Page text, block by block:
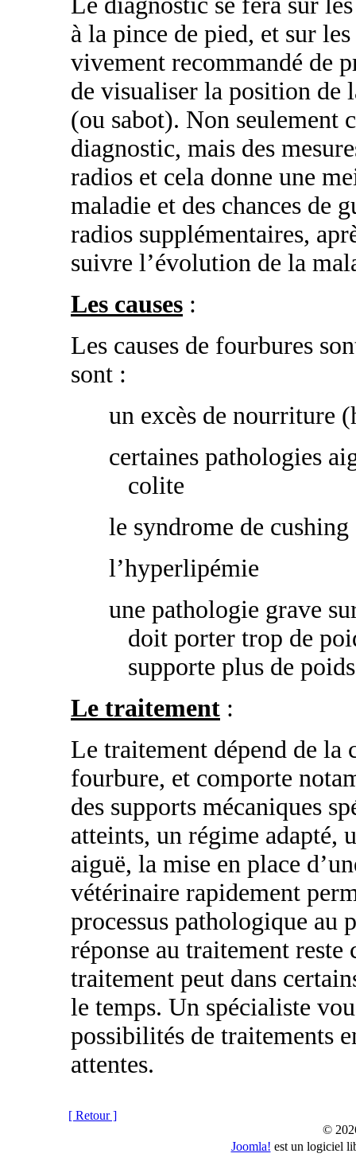
à la pince de pied, et sur
vivement recommandé de
de visualiser la position de
(ou sabot). Non seulement
diagnostic, mais des
radios et cela donne une
maladie et des chances de
radios supplémentaires,
suivre l’évolution de la
Les causes :
Les causes de fourbures
sont :
un excès de nourriture
certaines pathologies
colite
le syndrome de
l’hyperlipémie
une pathologie grave
doit porter trop de
supporte plus de
Le traitement :
Le traitement dépend de la
fourbure, et comporte
des supports mécaniques
atteints, un régime adapté,
aiguë, la mise en place
vétérinaire rapidement
processus pathologique au
réponse au traitement
traitement peut dans
le temps. Un spécialiste
possibilités de traitements
attentes.
[ Retour ]
©
Joomla! est un logiciel